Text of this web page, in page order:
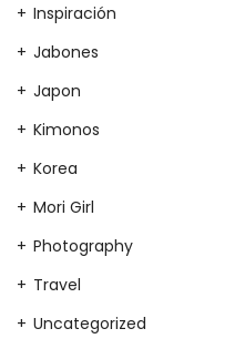
Inspiración
Jabones
Japon
Kimonos
Korea
Mori Girl
Photography
Travel
Uncategorized